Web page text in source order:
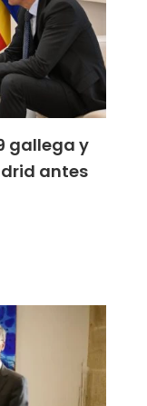
gallega y
antes